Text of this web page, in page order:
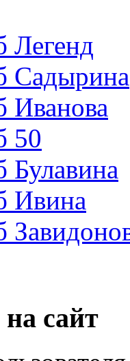
Легенд
Садырина
Иванова
50
Булавина
Ивина
сайт